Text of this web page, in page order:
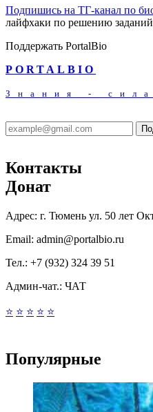
Подпишись на ТГ-канал по
лайфхаки по решению
Поддержать PortalBio
PORTALBIO
Знания -
Контакты
Донат
Адрес: г. Тюмень ул. 50 лет
Email: admin@portalbio.ru
Тел.: +7 (932) 324 39 51
Админ-чат.: ЧАТ
⭐ ⭐ ⭐ ⭐ ⭐
Популярные